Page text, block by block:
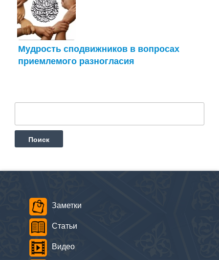
Мудрость сподвижников в вопросах
приемлемого разногласия
Заметки
Статьи
Видео